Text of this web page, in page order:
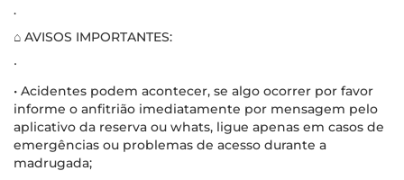
.
⌂ AVISOS IMPORTANTES:
∙
• Acidentes podem acontecer, se algo ocorrer por favor
informe o anfitrião imediatamente por mensagem pelo
aplicativo da reserva ou whats, ligue apenas em casos de
emergências ou problemas de acesso durante a
madrugada;